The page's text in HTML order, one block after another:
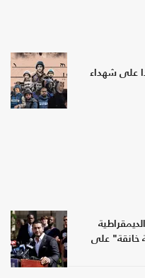
على شهداء
خانقة" على